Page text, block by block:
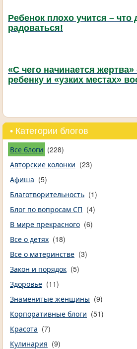
Ребенок плохо учится – что
радоваться!
«С чего начинается
ребенку и «узких местах»
• Категории блогов
Все блоги (228)
Авторские колонки (23)
Афиша (5)
Благотворительность (1)
Блог по вопросам СП (4)
В мире прекрасного (6)
Все о детях (18)
Все о материнстве (3)
Закон и порядок (5)
Здоровье (11)
Знаменитые женщины (9)
Корпоративные блоги (51)
Красота (7)
Кулинария (9)